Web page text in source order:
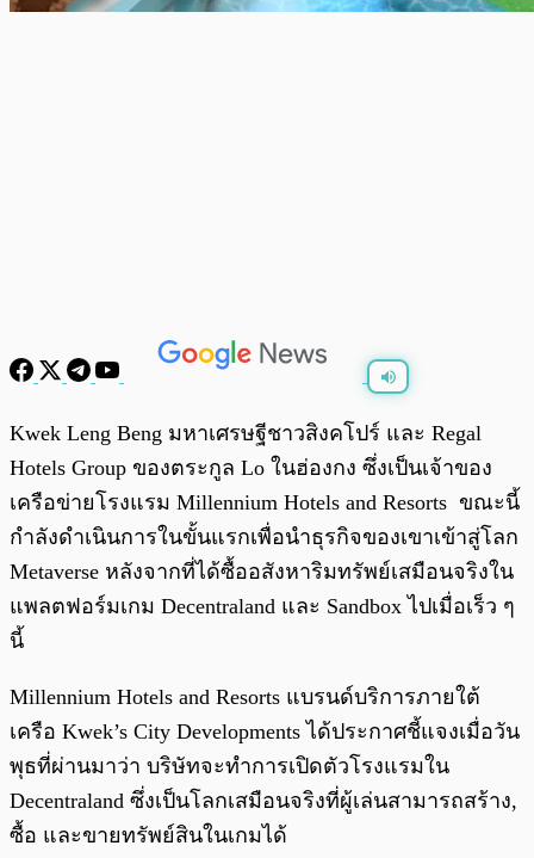
Kwek Leng Beng มหาเศรษฐีชาวสิงคโปร์ และ Regal
Hotels Group ของตระกูล Lo ในฮ่องกง ซึ่งเป็นเจ้าของ
เครือข่ายโรงแรม Millennium Hotels and Resorts ขณะนี้
กำลังดำเนินการในขั้นแรกเพื่อนำธุรกิจของเขาเข้าสู่โลก
Metaverse หลังจากที่ได้ซื้ออสังหาริมทรัพย์เสมือนจริงใน
แพลตฟอร์มเกม Decentraland และ Sandbox ไปเมื่อเร็ว ๆ
นี้
Millennium Hotels and Resorts แบรนด์บริการภายใต้
เครือ Kwek’s City Developments ได้ประกาศชี้แจงเมื่อวัน
พุธที่ผ่านมาว่า บริษัทจะทำการเปิดตัวโรงแรมใน
Decentraland ซึ่งเป็นโลกเสมือนจริงที่ผู้เล่นสามารถสร้าง,
ซื้อ และขายทรัพย์สินในเกมได้